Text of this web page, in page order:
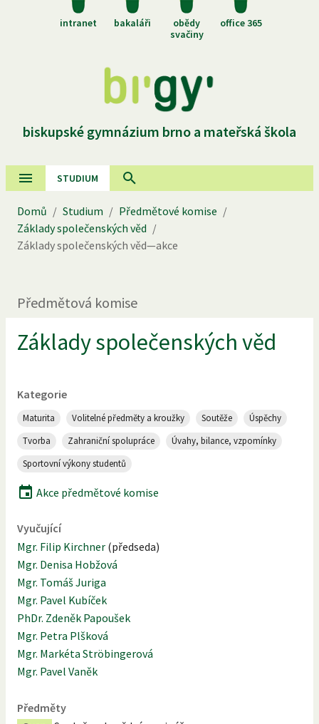
intranet bakaláři
obědy
svačiny
office 365
biskupské gymnázium brno a mateřská škola
STUDIUM
Domů / Studium / Předmětové komise /
Základy společenských věd /
Základy společenských věd—akce
Předmětová komise
Základy společenských věd
Kategorie
Maturita Volitelné předměty a kroužky Soutěže
Úspěchy
Tvorba
Zahraniční spolupráce
Úvahy, bilance, vzpomínky
Sportovní výkony studentů
Akce předmětové komise
Vyučující
Mgr. Filip Kirchner (předseda)
Mgr. Denisa Hobžová
Mgr. Tomáš Juriga
Mgr. Pavel Kubíček
PhDr. Zdeněk Papoušek
Mgr. Petra Plšková
Mgr. Markéta Ströbingerová
Mgr. Pavel Vaněk
Předměty